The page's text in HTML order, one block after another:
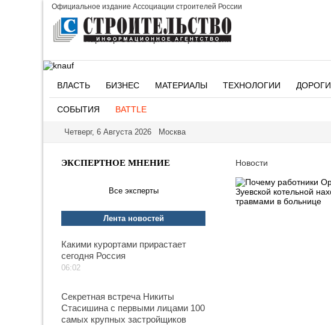
Официальное издание Ассоциации строителей России
Партнер Союза архитекторов России
ВЛАСТЬ БИЗНЕС МАТЕРИАЛЫ ТЕХНОЛОГИИ ДОРОГИ
СОБЫТИЯ BATTLE
Четверг, 6 Августа 2026 Москва
ЭКСПЕРТНОЕ МНЕНИЕ
Все эксперты
Лента новостей
Какими курортами прирастает
сегодня Россия
06:02
Секретная встреча Никиты
Стасишина с первыми лицами 100
самых крупных застройщиков
Новости